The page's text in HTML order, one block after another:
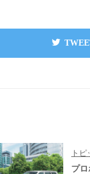
トピ
プ